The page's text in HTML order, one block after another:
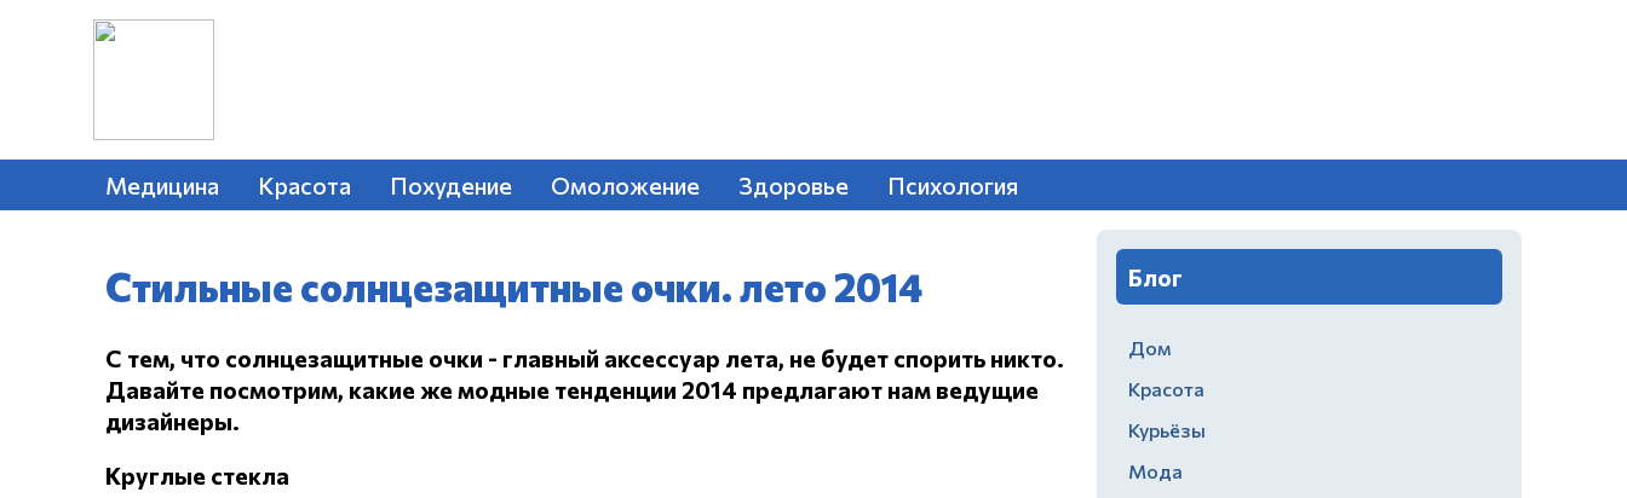
Медицина Красота Похудение Омоложение Здоровье Психология
Стильные солнцезащитные очки. лето 2014
С тем, что солнцезащитные очки - главный аксессуар лета, не будет спорить никто.
Давайте посмотрим, какие же модные тенденции 2014 предлагают нам ведущие
дизайнеры.
Круглые стекла
Блог
Дом
Красота
Курьёзы
Мода